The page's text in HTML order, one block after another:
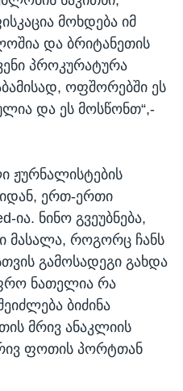
მოხდება იმ
და ბრიტანეთის
პროკურატურა
ოფშორებში ეს
და ეს მოსწონთ“,-
ჟურნალისტების
ერთ-ერთი
ია. ნინო გვეუბნება,
მასალა, როგორც ჩანს
გამოსადეგი გახდა
ნათელია რა
ბიძინა
მრივ ანაკლიის
ფოთის პორტთან